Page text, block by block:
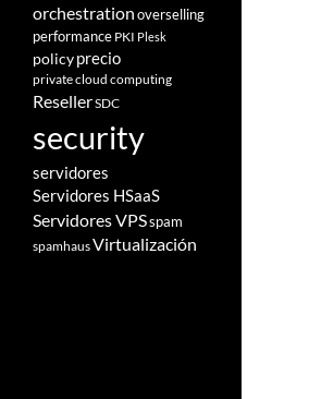
orchestrationoverselling
performance PKI Plesk
policyprecio
private cloud computing
ResellerSDC
security
servidores
Servidores HSaaS
Servidores VPSspam
spamhausVirtualización